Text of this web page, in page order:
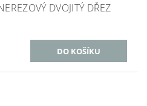
DVOJITÝ DŘEZ